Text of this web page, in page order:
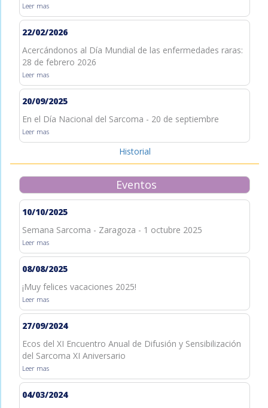
Leer mas
22/02/2026
Acercándonos al Día Mundial de las enfermedades raras:
28 de febrero 2026
Leer mas
20/09/2025
En el Día Nacional del Sarcoma - 20 de septiembre
Leer mas
Historial
Eventos
10/10/2025
Semana Sarcoma - Zaragoza - 1 octubre 2025
Leer mas
08/08/2025
¡Muy felices vacaciones 2025!
Leer mas
27/09/2024
Ecos del XI Encuentro Anual de Difusión y Sensibilización
del Sarcoma XI Aniversario
Leer mas
04/03/2024